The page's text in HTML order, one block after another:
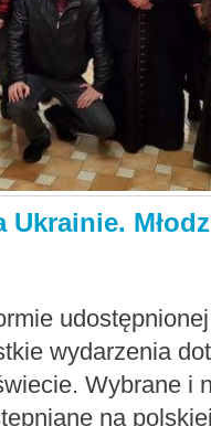
Ukrainie.
wydarzenia
Wybrane i
na